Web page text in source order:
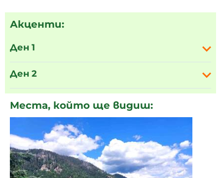
Акценти:
Ден 1
Ден 2
Места, който ще видиш: